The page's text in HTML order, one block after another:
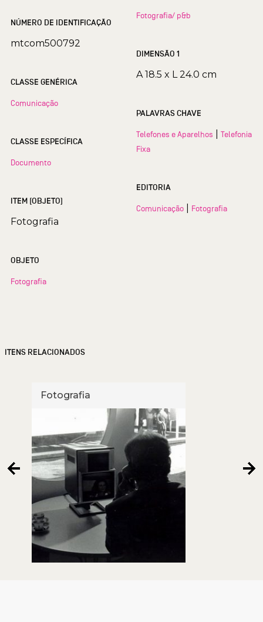
NÚMERO DE IDENTIFICAÇÃO
mtcom500792
CLASSE GENÉRICA
Comunicação
CLASSE ESPECÍFICA
Documento
ITEM (OBJETO)
Fotografia
OBJETO
Fotografia
Fotografia/ p&b
DIMENSÃO 1
A 18.5 x L 24.0 cm
PALAVRAS CHAVE
Telefones e Aparelhos
Telefonia
Fixa
EDITORIA
Comunicação Fotografia
ITENS RELACIONADOS
Fotografia